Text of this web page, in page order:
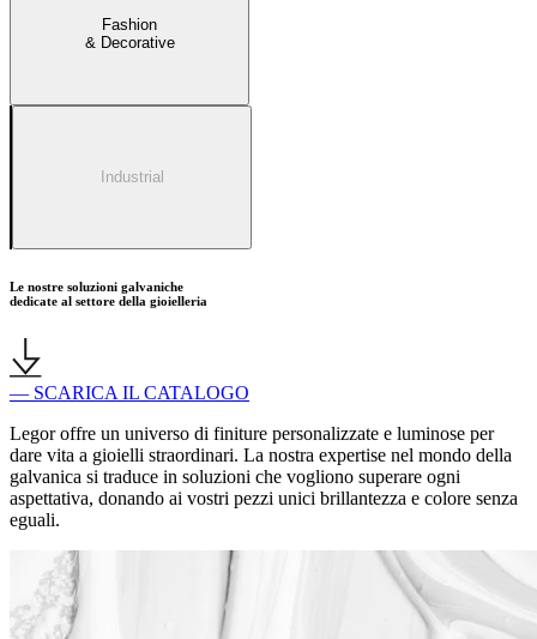
Fashion
& Decorative
Industrial
Le nostre soluzioni galvaniche
dedicate al settore della gioielleria
— SCARICA IL CATALOGO
Legor offre un universo di finiture personalizzate e luminose per
dare vita a gioielli straordinari. La nostra expertise nel mondo della
galvanica si traduce in soluzioni che vogliono superare ogni
aspettativa, donando ai vostri pezzi unici brillantezza e colore senza
eguali.